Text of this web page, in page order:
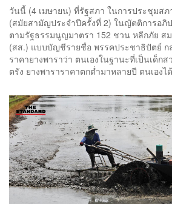
วันนี้ (4 เมษายน) ที่รัฐสภา ในการประชุมส
(สมัยสามัญประจำปีครั้งที่ 2) ในญัตติการอภิ
ตามรัฐธรรมนูญมาตรา 152 ชวน หลีกภัย ส
(สส.) แบบบัญชีรายชื่อ พรรคประชาธิปัตย์ ก
ราคายางพาราว่า ตนเองในฐานะที่เป็นเด็ก
ตรัง ยางพาราราคาตกต่ำมาหลายปี ตนเองไ